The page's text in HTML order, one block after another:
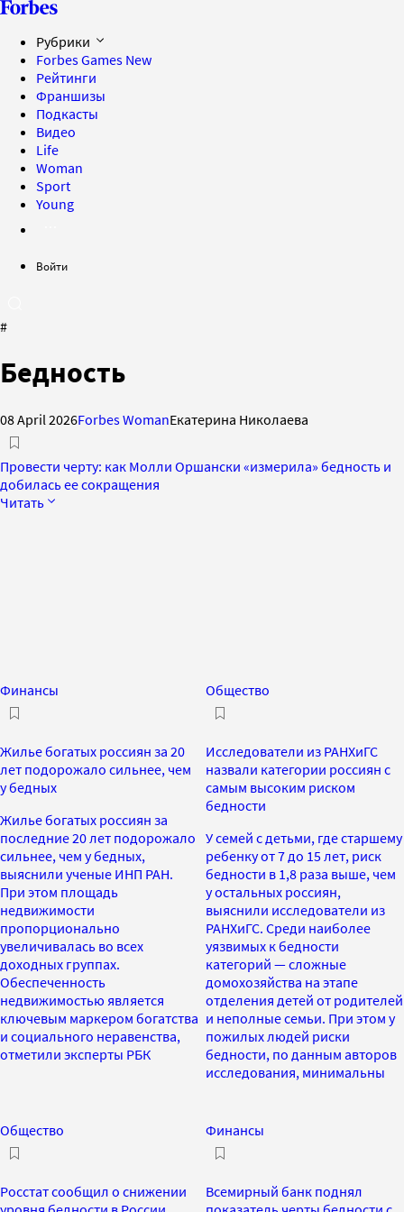
Рубрики
Forbes Games New
Рейтинги
Франшизы
Подкасты
Видео
Life
Woman
Sport
Young
Войти
#
Бедность
08 April 2026Forbes WomanЕкатерина Николаева
Провести черту: как Молли Оршански «измерила» бедность и
добилась ее сокращения
Читать
Финансы
Жилье богатых россиян за 20
лет подорожало сильнее, чем
у бедных
Жилье богатых россиян за
последние 20 лет подорожало
сильнее, чем у бедных,
выяснили ученые ИНП РАН.
При этом площадь
недвижимости
пропорционально
увеличивалась во всех
доходных группах.
Обеспеченность
недвижимостью является
ключевым маркером богатства
и социального неравенства,
отметили эксперты РБК
Общество
Исследователи из РАНХиГС
назвали категории россиян с
самым высоким риском
бедности
У семей с детьми, где старшему
ребенку от 7 до 15 лет, риск
бедности в 1,8 раза выше, чем
у остальных россиян,
выяснили исследователи из
РАНХиГС. Среди наиболее
уязвимых к бедности
категорий — сложные
домохозяйства на этапе
отделения детей от родителей
и неполные семьи. При этом у
пожилых людей риски
бедности, по данным авторов
исследования, минимальны
Общество
Росстат сообщил о снижении
Финансы
Всемирный банк поднял